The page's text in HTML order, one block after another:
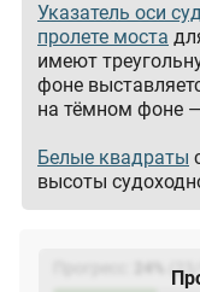
Указатель оси
пролете моста
имеют
фоне
на тёмном фоне
Белые квадраты
высоты
(23